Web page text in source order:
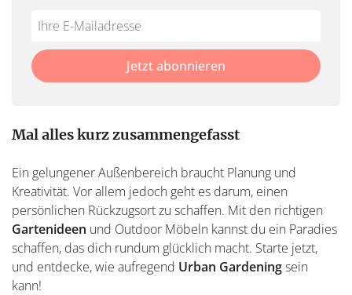
Do
fill
this
*Ihre
Mailadresse:
Jetzt abonnieren
Mal alles kurz zusammengefasst
Ein gelungener Außenbereich braucht Planung und
Kreativität. Vor allem jedoch geht es darum, einen
persönlichen Rückzugsort zu schaffen. Mit den richtigen
Gartenideen und Outdoor Möbeln kannst du ein Paradies
schaffen, das dich rundum glücklich macht. Starte jetzt,
und entdecke, wie aufregend Urban Gardeningsein
kann!